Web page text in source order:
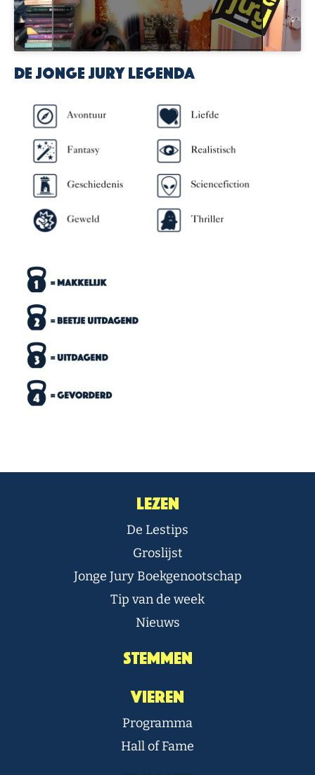
De jonge jury legenda
Lezen
De Lestips
Groslijst
Jonge Jury Boekgenootschap
Tip van de week
Nieuws
Stemmen
Vieren
Programma
Hall of Fame